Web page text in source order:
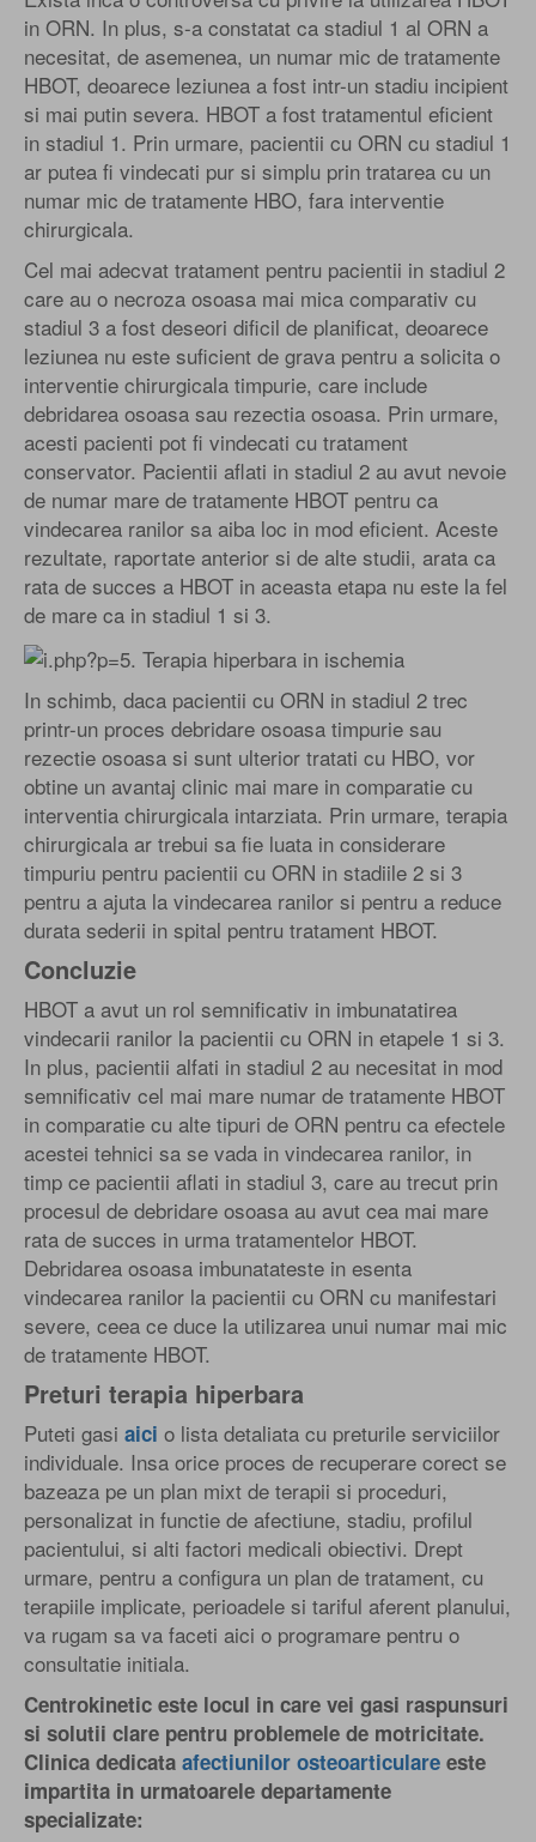
in ORN. In plus, s-a constatat ca stadiul 1 al ORN a
necesitat, de asemenea, un numar mic de tratamente
HBOT, deoarece leziunea a fost intr-un stadiu incipient
si mai putin severa. HBOT a fost tratamentul eficient
in stadiul 1. Prin urmare, pacientii cu ORN cu stadiul 1
ar putea fi vindecati pur si simplu prin tratarea cu un
numar mic de tratamente HBO, fara interventie
chirurgicala.
Cel mai adecvat tratament pentru pacientii in stadiul 2
care au o necroza osoasa mai mica comparativ cu
stadiul 3 a fost deseori dificil de planificat, deoarece
leziunea nu este suficient de grava pentru a solicita o
interventie chirurgicala timpurie, care include
debridarea osoasa sau rezectia osoasa. Prin urmare,
acesti pacienti pot fi vindecati cu tratament
conservator. Pacientii aflati in stadiul 2 au avut nevoie
de numar mare de tratamente HBOT pentru ca
vindecarea ranilor sa aiba loc in mod eficient. Aceste
rezultate, raportate anterior si de alte studii, arata ca
rata de succes a HBOT in aceasta etapa nu este la fel
de mare ca in stadiul 1 si 3.
In schimb, daca pacientii cu ORN in stadiul 2 trec
printr-un proces debridare osoasa timpurie sau
rezectie osoasa si sunt ulterior tratati cu HBO, vor
obtine un avantaj clinic mai mare in comparatie cu
interventia chirurgicala intarziata. Prin urmare, terapia
chirurgicala ar trebui sa fie luata in considerare
timpuriu pentru pacientii cu ORN in stadiile 2 si 3
pentru a ajuta la vindecarea ranilor si pentru a reduce
durata sederii in spital pentru tratament HBOT.
Concluzie
HBOT a avut un rol semnificativ in imbunatatirea
vindecarii ranilor la pacientii cu ORN in etapele 1 si 3.
In plus, pacientii alfati in stadiul 2 au necesitat in mod
semnificativ cel mai mare numar de tratamente HBOT
in comparatie cu alte tipuri de ORN pentru ca efectele
acestei tehnici sa se vada in vindecarea ranilor, in
timp ce pacientii aflati in stadiul 3, care au trecut prin
procesul de debridare osoasa au avut cea mai mare
rata de succes in urma tratamentelor HBOT.
Debridarea osoasa imbunatateste in esenta
vindecarea ranilor la pacientii cu ORN cu manifestari
severe, ceea ce duce la utilizarea unui numar mai mic
de tratamente HBOT.
Preturi terapia hiperbara
Puteti gasi aici o lista detaliata cu preturile serviciilor
individuale. Insa orice proces de recuperare corect se
bazeaza pe un plan mixt de terapii si proceduri,
personalizat in functie de afectiune, stadiu, profilul
pacientului, si alti factori medicali obiectivi. Drept
urmare, pentru a configura un plan de tratament, cu
terapiile implicate, perioadele si tariful aferent planului,
va rugam sa va faceti aici o programare pentru o
consultatie initiala.
Centrokinetic este locul in care vei gasi raspunsuri
si solutii clare pentru problemele de motricitate.
Clinica dedicata afectiunilor osteoarticulare este
impartita in urmatoarele departamente
specializate: